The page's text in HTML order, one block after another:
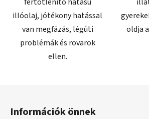
illóolaj, jótékony hatással
van megfázás, légúti
problémák és rovarok
ellen.
oldja
Információk önnek